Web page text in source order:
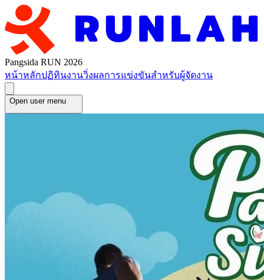
Pangsida RUN 2026
หน้าหลักปฏิทินงานวิ่งผลการแข่งขันสำหรับผู้จัดงาน
Open user menu